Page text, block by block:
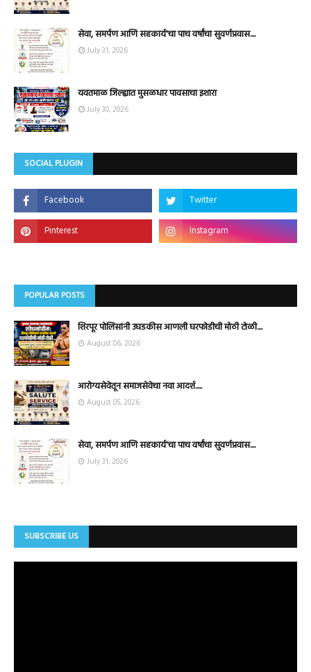
सेवा, समर्पण आणि सहकार्य'चा पाच वर्षांचा सुवर्णप्रवास....
July 31, 2026
यवतमाळ जिल्ह्यात मुसळधार पावसाचा इशारा
July 30, 2026
SOCIAL PLUGIN
POPULAR POSTS
शिरपूर पोलिसांनी उघडकीस आणली घरफोडीची मोठी टोळी....
August 06, 2026
आरोग्यसेवेतून समाजसेवेचा नवा आदर्श.....
August 05, 2026
सेवा, समर्पण आणि सहकार्य'चा पाच वर्षांचा सुवर्णप्रवास....
July 31, 2026
SUBSCRIBE US